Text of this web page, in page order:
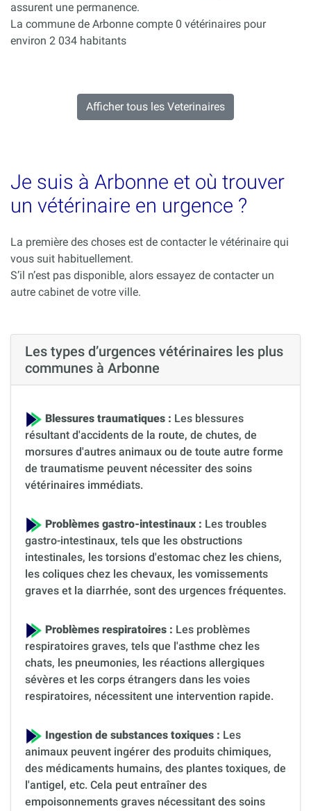
assurent une permanence.
La commune de Arbonne compte 0 vétérinaires pour
environ 2 034 habitants
Afficher tous les Veterinaires
Je suis à Arbonne et où trouver
un vétérinaire en urgence ?
La première des choses est de contacter le vétérinaire qui
vous suit habituellement.
S’il n’est pas disponible, alors essayez de contacter un
autre cabinet de votre ville.
Les types d’urgences vétérinaires les plus
communes à Arbonne
Blessures traumatiques : Les blessures
résultant d'accidents de la route, de chutes, de
morsures d'autres animaux ou de toute autre forme
de traumatisme peuvent nécessiter des soins
vétérinaires immédiats.
Problèmes gastro-intestinaux : Les troubles
gastro-intestinaux, tels que les obstructions
intestinales, les torsions d'estomac chez les chiens,
les coliques chez les chevaux, les vomissements
graves et la diarrhée, sont des urgences fréquentes.
Problèmes respiratoires : Les problèmes
respiratoires graves, tels que l'asthme chez les
chats, les pneumonies, les réactions allergiques
sévères et les corps étrangers dans les voies
respiratoires, nécessitent une intervention rapide.
Ingestion de substances toxiques : Les
animaux peuvent ingérer des produits chimiques,
des médicaments humains, des plantes toxiques, de
l'antigel, etc. Cela peut entraîner des
empoisonnements graves nécessitant des soins